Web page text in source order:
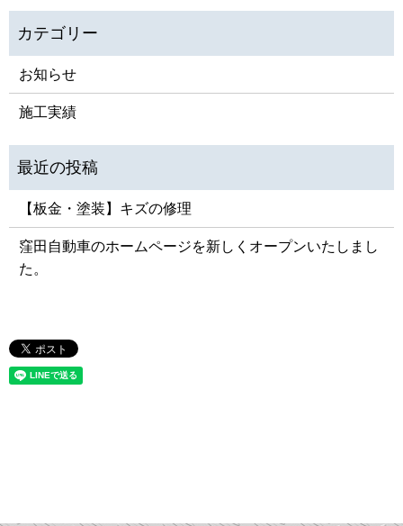
お知らせ
施工実績
【板金・塗装】キズの修理
窪田自動車のホームページを新しくオープンいたしまし
た。